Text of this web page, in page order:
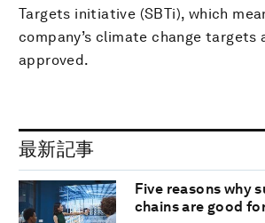
Targets initiative (SBTi), which
company’s climate change targets
approved.
最新記事
Five reasons why
chains are good